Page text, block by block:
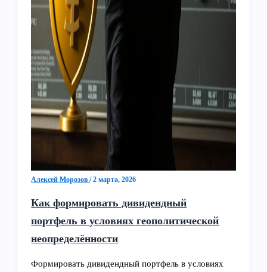
Алексей Морозов/2 марта, 2026
Как формировать дивидендный
портфель в условиях геополитической
неопределённости
Формировать дивидендный портфель в условиях